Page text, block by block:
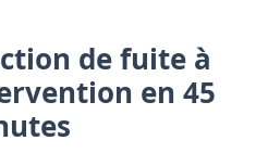
de fuite à
en 45